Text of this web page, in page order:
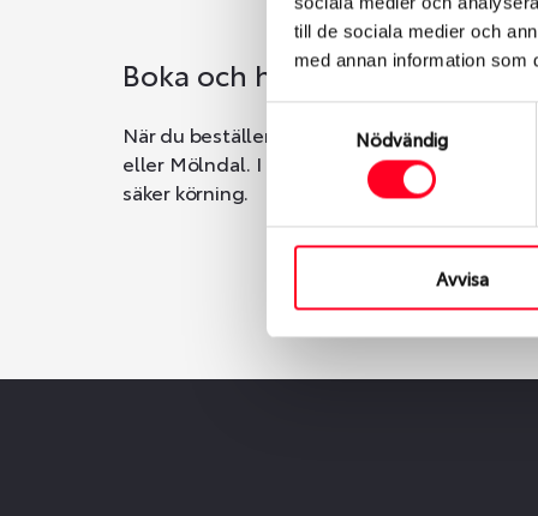
till de sociala medier och
med annan information som
Nödvändig
Avvisa
Boka och hämta hos
När du beställer dina nya däck eller fälgar
eller Mölndal. I beställningen anger du
säker körning.